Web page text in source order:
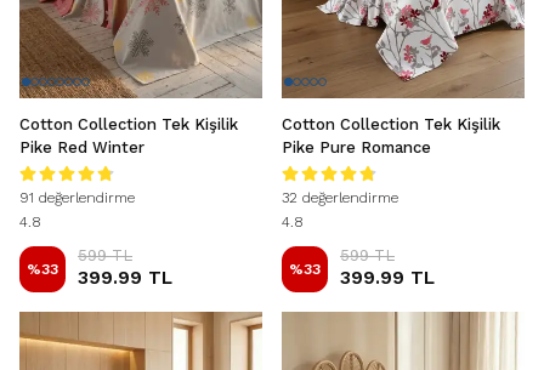
Cotton Collection Tek Kişilik
Pike Red Winter
91 değerlendirme
4.8
%33
599 TL
399.99 TL
Cotton Collection Tek Kişilik
Pike Pure Romance
32 değerlendirme
4.8
%33
599 TL
399.99 TL